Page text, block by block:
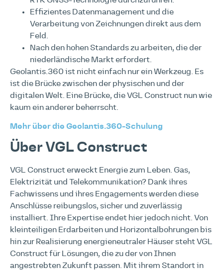
Effizientes Datenmanagement und die
Verarbeitung von Zeichnungen direkt aus dem
Feld.
Nach den hohen Standards zu arbeiten, die der
niederländische Markt erfordert.
Geolantis.360 ist nicht einfach nur ein Werkzeug. Es
ist die Brücke zwischen der physischen und der
digitalen Welt. Eine Brücke, die VGL Construct nun wie
kaum ein anderer beherrscht.
Mehr über die Geolantis.360-Schulung
Über VGL Construct
VGL Construct erweckt Energie zum Leben. Gas,
Elektrizität und Telekommunikation? Dank ihres
Fachwissens und ihres Engagements werden diese
Anschlüsse reibungslos, sicher und zuverlässig
installiert. Ihre Expertise endet hier jedoch nicht. Von
kleinteiligen Erdarbeiten und Horizontalbohrungen bis
hin zur Realisierung energieneutraler Häuser steht VGL
Construct für Lösungen, die zu der von Ihnen
angestrebten Zukunft passen. Mit ihrem Standort in